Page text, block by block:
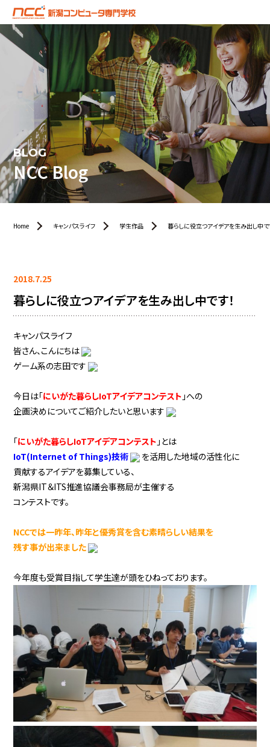
BLOG
NCC Blog
Home キャンパスライフ 学生作品 暮らしに役立つアイデアを生み出し中で
2018.7.25
暮らしに役立つアイデアを生み出し中です！
キャンパスライフ
皆さん、こんにちは
ゲーム系の志田です
今日は「にいがた暮らしIoTアイデアコンテスト 」への
企画決めについてご紹介したいと思います
「にいがた暮らしIoTアイデアコンテスト 」とは
IoT(Internet of Things)技術
を活用した地域の活性化に
貢献するアイデアを募集している、
新潟県IT＆ITS推進協議会事務局が主催する
コンテストです。
NCCでは一昨年、昨年と優秀賞を含む素晴らしい結果を
残す事が出来ました
今年度も受賞目指して学生達が頭をひねっております。